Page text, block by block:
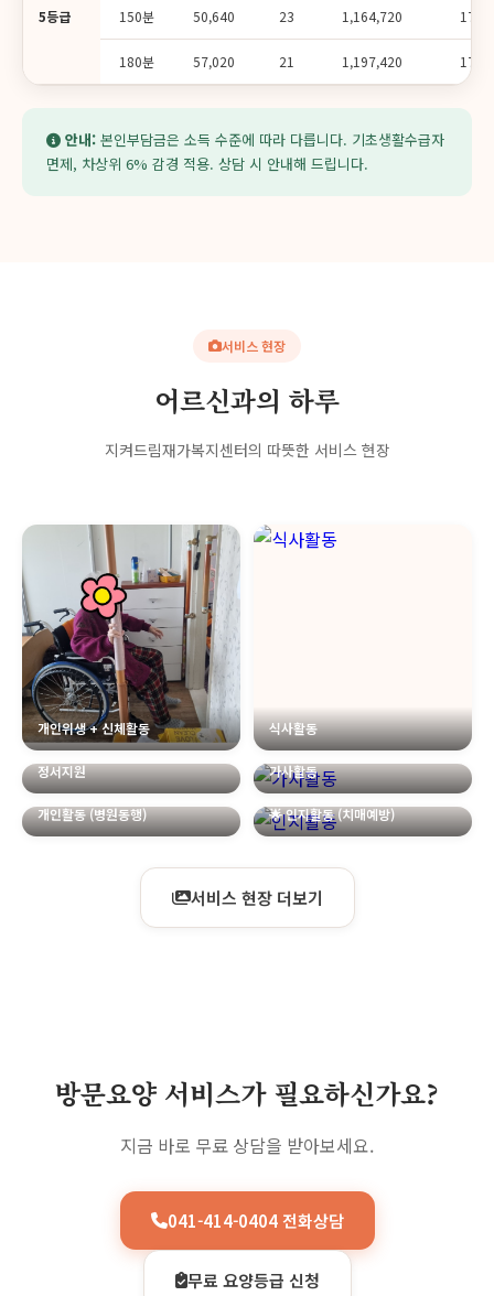
5등급 150분 50,640 23 1,164,720
180분 57,020 21 1,197,420
안내: 본인부담금은 소득 수준에 따라 다릅니다. 기초생활수급자
면제, 차상위 6% 감경 적용. 상담 시 안내해 드립니다.
서비스 현장
어르신과의 하루
지켜드림재가복지센터의 따뜻한 서비스 현장
개인위생 + 신체활동 식사활동
정서지원 가사활동
서비스 현장 더보기